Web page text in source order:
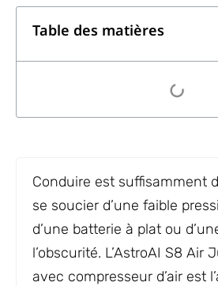
Table des matières
Conduire est suffisamment
se soucier d’une faible
d’une batterie à plat ou
l’obscurité. L’AstroAI S8 Air
avec compresseur d’air est